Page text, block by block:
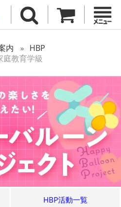
内
HBP
教育学級
HBP活動一覧